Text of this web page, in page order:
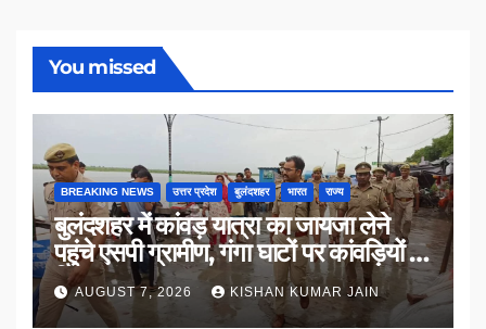
You missed
BREAKING NEWS उत्तर प्रदेश बुलंदशहर भारत राज्य
बुलंदशहर में कांवड़ यात्रा का जायजा लेने
पहुंचे एसपी ग्रामीण, गंगा घाटों पर कांवड़ियों से
किया संवाद
AUGUST 7, 2026 KISHAN KUMAR JAIN